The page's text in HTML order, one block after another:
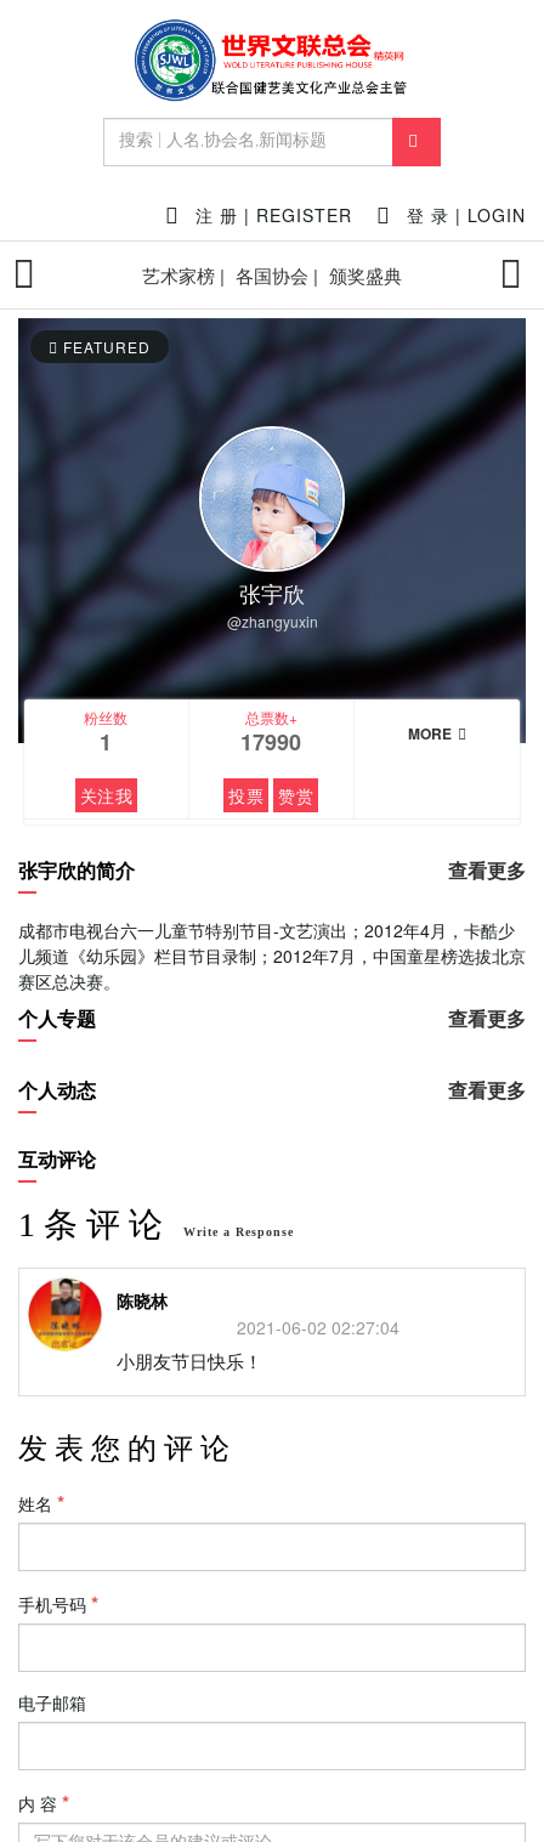
注 册 | REGISTER 登 录 | LOGIN
艺术家榜 | 各国协会 | 颁奖盛典
FEATURED
张宇欣
@zhangyuxin
粉丝数
1
关注我
总票数+
17990
投票 赞赏
MORE
张宇欣的简介 查看更多
成都市电视台六一儿童节特别节目-文艺演出；2012年4月，卡酷少
儿频道《幼乐园》栏目节目录制；2012年7月，中国童星榜选拔北京
赛区总决赛。
个人专题 查看更多
个人动态 查看更多
互动评论
1 条 评 论 Write a Response
陈晓林
2021-06-02 02:27:04
小朋友节日快乐！
发 表 您 的 评 论
姓名
手机号码
电子邮箱
内 容